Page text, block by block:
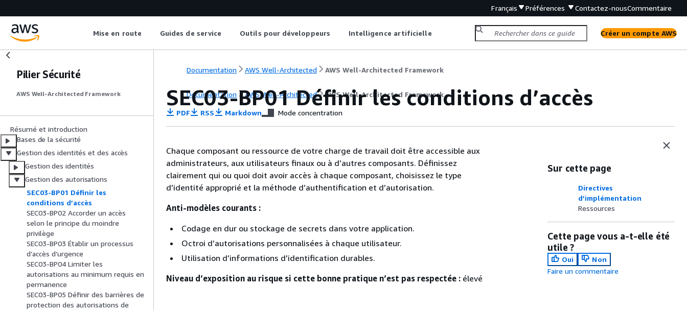
Français Préférences Contactez-nousCommentaire
Mise en route Guides de service Outils pour développeurs Intelligence artificielle Créer un compte AWS
Pilier Sécurité
AWS Well-Architected Framework
Résumé et introduction
Bases de la sécurité
Gestion des identités et des accès
Gestion des identités
Gestion des autorisations
SEC03-BP01 Définir les
conditions d’accès
SEC03-BP02 Accorder un accès
selon le principe du moindre
privilège
SEC03-BP03 Établir un processus
d’accès d’urgence
SEC03-BP04 Limiter les
autorisations au minimum requis en
permanence
SEC03-BP05 Définir des barrières de
protection des autorisations de
Documentation AWS Well-Architected AWS Well-Architected Framework
Documentation AWS Well-Architected AWS Well-Architected Framework
SEC03-BP01 Définir les conditions d’accès
PDF RSS Markdown Mode concentration
Chaque composant ou ressource de votre charge de travail doit être accessible aux
administrateurs, aux utilisateurs finaux ou à d’autres composants. Définissez
clairement qui ou quoi doit avoir accès à chaque composant, choisissez le type
d’identité approprié et la méthode d’authentification et d’autorisation.
Anti-modèles courants :
Codage en dur ou stockage de secrets dans votre application.
Octroi d’autorisations personnalisées à chaque utilisateur.
Utilisation d’informations d’identification durables.
Niveau d’exposition au risque si cette bonne pratique n’est pas respectée : élevé
Sur cette page
Directives
d’implémentation
Ressources
Cette page vous a-t-elle été
utile ?
Oui
Non
Faire un commentaire